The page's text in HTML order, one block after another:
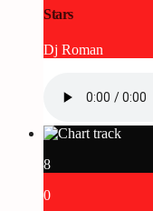
Stars
Dj Roman
8
0